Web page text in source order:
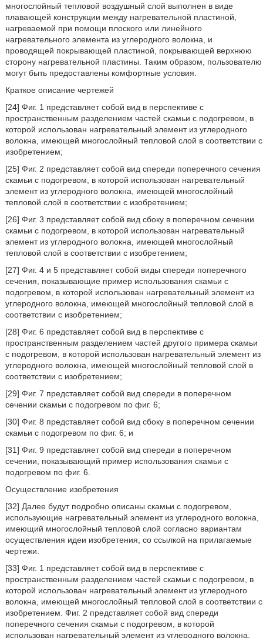
многослойный тепловой воздушный слой выполнен в виде
плавающей конструкции между нагревательной пластиной,
нагреваемой при помощи плоского или линейного
нагревательного элемента из углеродного волокна, и
проводящей покрывающей пластиной, покрывающей верхнюю
сторону нагревательной пластины. Таким образом, пользователю
могут быть предоставлены комфортные условия.
Краткое описание чертежей
[24] Фиг. 1 представляет собой вид в перспективе с
пространственным разделением частей скамьи с подогревом, в
которой использован нагревательный элемент из углеродного
волокна, имеющей многослойный тепловой слой в соответствии с
изобретением;
[25] Фиг. 2 представляет собой вид спереди поперечного сечения
скамьи с подогревом, в которой использован нагревательный
элемент из углеродного волокна, имеющей многослойный
тепловой слой в соответствии с изобретением;
[26] Фиг. 3 представляет собой вид сбоку в поперечном сечении
скамьи с подогревом, в которой использован нагревательный
элемент из углеродного волокна, имеющей многослойный
тепловой слой в соответствии с изобретением;
[27] Фиг. 4 и 5 представляет собой виды спереди поперечного
сечения, показывающие пример использования скамьи с
подогревом, в которой использован нагревательный элемент из
углеродного волокна, имеющей многослойный тепловой слой в
соответствии с изобретением;
[28] Фиг. 6 представляет собой вид в перспективе с
пространственным разделением частей другого примера скамьи
с подогревом, в которой использован нагревательный элемент из
углеродного волокна, имеющей многослойный тепловой слой в
соответствии с изобретением;
[29] Фиг. 7 представляет собой вид спереди в поперечном
сечении скамьи с подогревом по фиг. 6;
[30] Фиг. 8 представляет собой вид сбоку в поперечном сечении
скамьи с подогревом по фиг. 6; и
[31] Фиг. 9 представляет собой вид спереди в поперечном
сечении, показывающий пример использования скамьи с
подогревом по фиг. 6.
Осуществление изобретения
[32] Далее будут подробно описаны скамьи с подогревом,
использующие нагревательный элемент из углеродного волокна,
имеющий многослойный тепловой слой согласно вариантам
осуществления идеи изобретения, со ссылкой на прилагаемые
чертежи.
[33] Фиг. 1 представляет собой вид в перспективе с
пространственным разделением частей скамьи с подогревом, в
которой использован нагревательный элемент из углеродного
волокна, имеющей многослойный тепловой слой в соответствии с
изобретением. Фиг. 2 представляет собой вид спереди
поперечного сечения скамьи с подогревом, в которой
использован нагревательный элемент из углеродного волокна,